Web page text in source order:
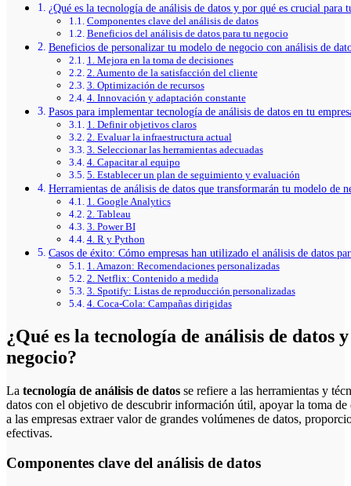
¿Qué es la tecnología de análisis de datos y por qué es crucial para
Componentes clave del análisis de datos
Beneficios del análisis de datos para tu negocio
Beneficios de personalizar tu modelo de negocio con análisis de
1. Mejora en la toma de decisiones
2. Aumento de la satisfacción del cliente
3. Optimización de recursos
4. Innovación y adaptación constante
Pasos para implementar tecnología de análisis de datos en tu
1. Definir objetivos claros
2. Evaluar la infraestructura actual
3. Seleccionar las herramientas adecuadas
4. Capacitar al equipo
5. Establecer un plan de seguimiento y evaluación
Herramientas de análisis de datos que transformarán tu modelo de
1. Google Analytics
2. Tableau
3. Power BI
4. R y Python
Casos de éxito: Cómo empresas han utilizado el análisis de datos
1. Amazon: Recomendaciones personalizadas
2. Netflix: Contenido a medida
3. Spotify: Listas de reproducción personalizadas
4. Coca-Cola: Campañas dirigidas
¿Qué es la tecnología de análisis de datos
negocio?
La tecnología de análisis de datos se refiere a las herramientas y
datos con el objetivo de descubrir información útil, apoyar la toma
a las empresas extraer valor de grandes volúmenes de datos,
efectivas.
Componentes clave del análisis de datos